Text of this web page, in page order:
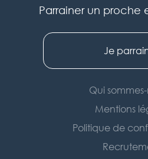
Parrainer un proche
Je
Qui
Mentions
Politique de